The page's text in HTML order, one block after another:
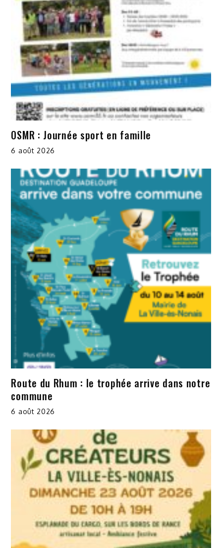
OSMR : Journée sport en famille
6 août 2026
Route du Rhum : le trophée arrive dans notre
commune
6 août 2026